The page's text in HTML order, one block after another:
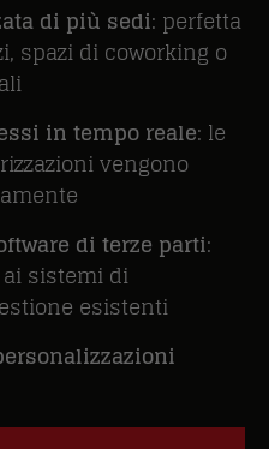
di più sedi: perfetta
spazi di coworking o
in tempo reale: le
vengono
di terze parti:
sistemi di
esistenti